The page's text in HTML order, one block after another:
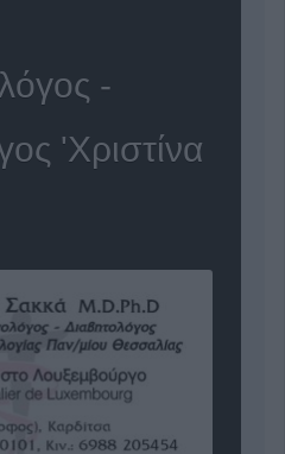
-
'Χριστίνα